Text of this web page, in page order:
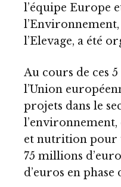
l’équipe Europe
l’Elevage, a été
Au cours de ces
l’Union
projets dans le
et nutrition pour
75 millions
d’euros en